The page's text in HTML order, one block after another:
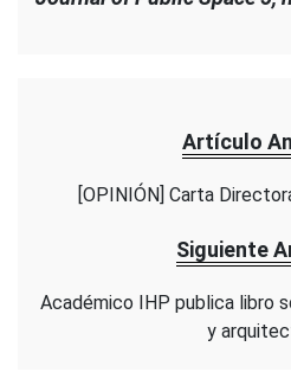
Artículo
[OPINIÓN] Carta
Siguiente
Académico IHP publica libro
y